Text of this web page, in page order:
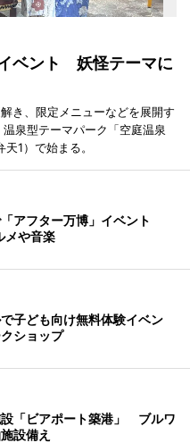
ベント 妖怪テーマに
き、限定メニューなどを展開す
泉型テーマパーク「空庭温泉
1）で始まる。
アフター万博」イベント
メや音楽
子ども向け無料体験イベン
ショップ
「ビアポート築港」 ブルワ
設備え